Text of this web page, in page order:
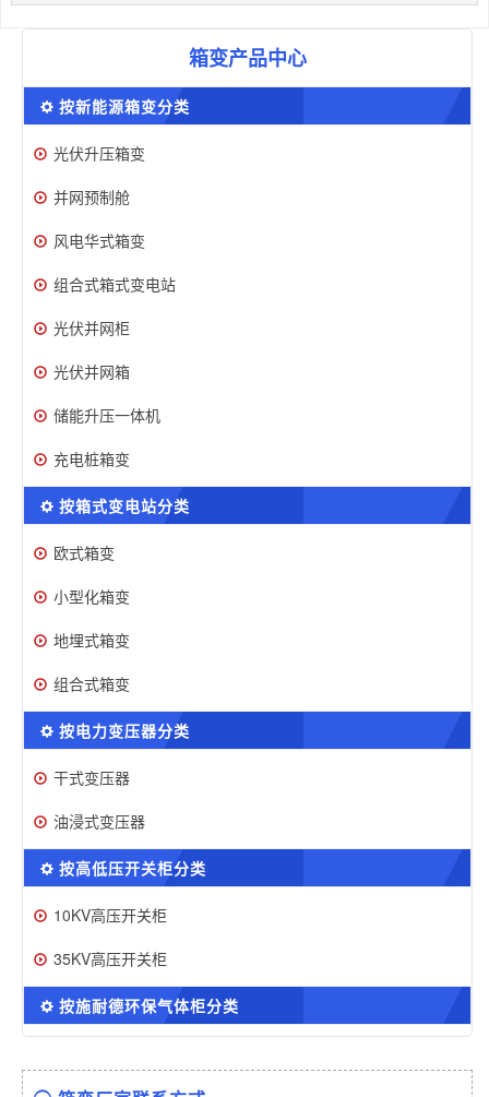
箱变产品中心
按新能源箱变分类
光伏升压箱变
并网预制舱
风电华式箱变
组合式箱式变电站
光伏并网柜
光伏并网箱
储能升压一体机
充电桩箱变
按箱式变电站分类
欧式箱变
小型化箱变
地埋式箱变
组合式箱变
按电力变压器分类
干式变压器
油浸式变压器
按高低压开关柜分类
10KV高压开关柜
35KV高压开关柜
按施耐德环保气体柜分类